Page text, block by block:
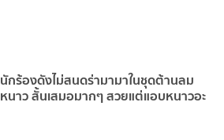
นักร้องดังไม่สนดร่ามามาในชุดต้านลม
หนาว สั้นเสมอมากๆ สวยแต่แอบหนาวอะ